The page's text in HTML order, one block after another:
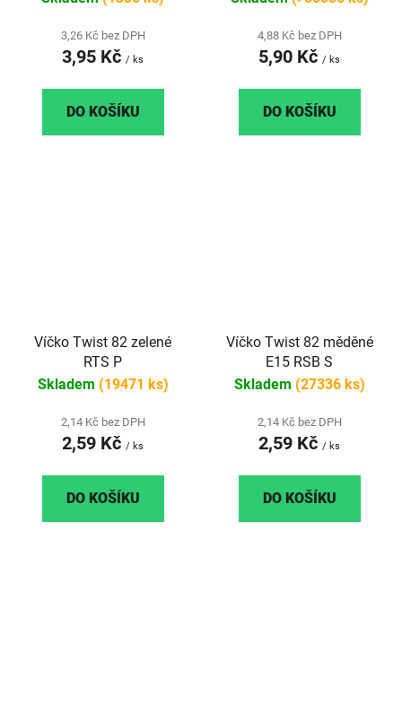
3,26 Kč bez DPH
3,95 Kč / ks
DO KOŠÍKU
4,88 Kč bez DPH
5,90 Kč / ks
DO KOŠÍKU
Víčko Twist 82 zelené
RTS P
Skladem (19471 ks)
2,14 Kč bez DPH
2,59 Kč / ks
DO KOŠÍKU
Víčko Twist 82 měděné
E15 RSB S
Skladem (27336 ks)
2,14 Kč bez DPH
2,59 Kč / ks
DO KOŠÍKU